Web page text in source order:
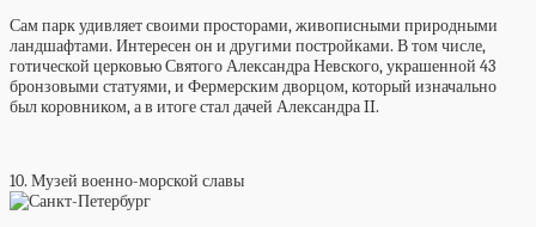
Сам парк удивляет своими просторами, живописными природными
ландшафтами. Интересен он и другими постройками. В том числе,
готической церковью Святого Александра Невского, украшенной 43
бронзовыми статуями, и Фермерским дворцом, который изначально
был коровником, а в итоге стал дачей Александра II.
10. Музей военно-морской славы